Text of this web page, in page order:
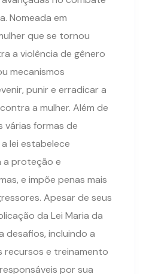
Nomeada em
que se tornou
a violência de gênero
mecanismos
punir e erradicar a
a mulher. Além de
várias formas de
lei estabelece
a proteção e
e impõe penas mais
Apesar de seus
da Lei Maria da
desafios, incluindo a
recursos e treinamento
por sua